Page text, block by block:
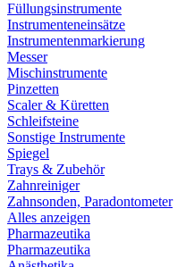
Füllungsinstrumente
Instrumenteneinsätze
Instrumentenmarkierung
Messer
Mischinstrumente
Pinzetten
Scaler & Küretten
Schleifsteine
Sonstige Instrumente
Spiegel
Trays & Zubehör
Zahnreiniger
Zahnsonden, Paradontometer
Alles anzeigen
Pharmazeutika
Pharmazeutika